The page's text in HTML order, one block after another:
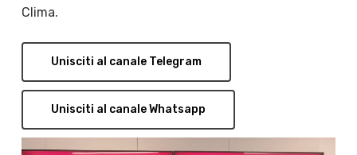
Clima.
Unisciti al canale Telegram
Unisciti al canale Whatsapp